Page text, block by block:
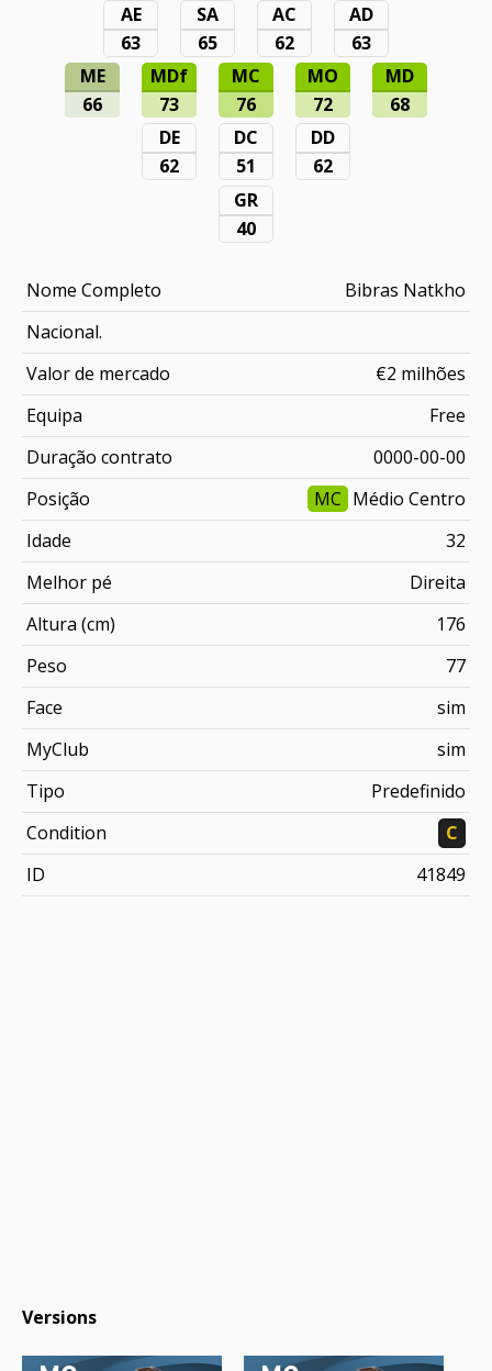
AE
63
SA
65
AC
62
AD
63
ME
66
MDf
73
MC
76
MO
72
MD
68
DE
62
DC
51
DD
62
GR
40
Nome Completo
Bibras Natkho
Nacional.
Valor de mercado
€2 milhões
Equipa
Free
Duração contrato
0000-00-00
Posição
MC Médio Centro
Idade
32
Melhor pé
Direita
Altura (cm)
176
Peso
77
Face
sim
MyClub
sim
Tipo
Predefinido
Condition
C
ID
41849
Versions